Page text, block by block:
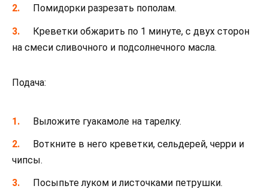
Помидорки разрезать пополам.
Креветки обжарить по 1 минуте, с двух сторон
на смеси сливочного и подсолнечного масла.
Подача:
Выложите гуакамоле на тарелку.
Воткните в него креветки, сельдерей, черри и
чипсы.
Посыпьте луком и листочками петрушки.